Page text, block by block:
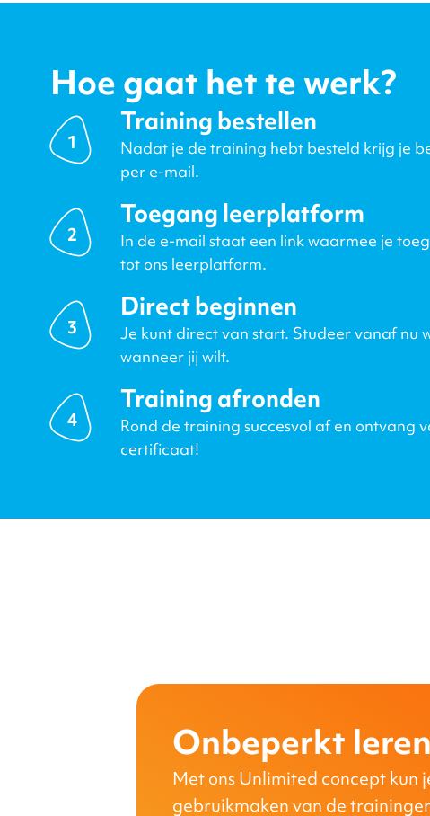
Hoe gaat het te werk?
1
Training bestellen
Nadat je de training hebt besteld krijg je
per e-mail.
2
Toegang leerplatform
In de e-mail staat een link waarmee je
tot ons leerplatform.
3
Direct beginnen
Je kunt direct van start. Studeer vanaf nu
wanneer jij wilt.
4
Training afronden
Rond de training succesvol af en ontvang
certificaat!
Onbeperkt leren
Met ons Unlimited concept kun
gebruikmaken van de